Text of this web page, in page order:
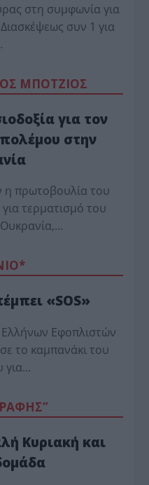
στη συμφωνία για
συν 1 για
ΜΠΟΤΖΙΟΣ
για τον
στην
πρωτοβουλία του
τερματισμό του
«SOS»
Εφοπλιστών
το καμπανάκι του
για…
Κυριακή και